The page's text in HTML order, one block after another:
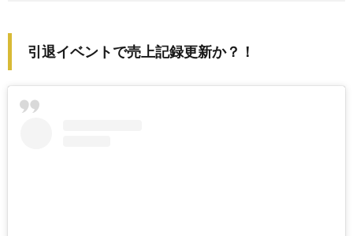
引退イベントで売上記録更新か？！